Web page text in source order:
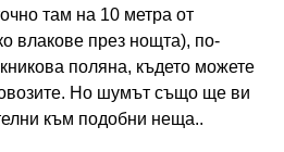
там на 10 метра от
влакове през нощта), по-
поляна, където можете
Но шумът също ще ви
към подобни неща..